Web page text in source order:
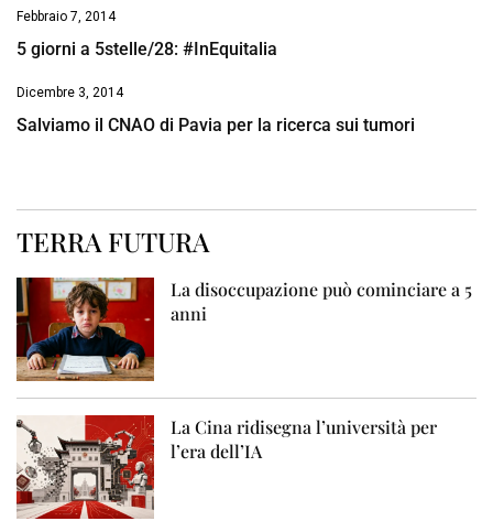
Febbraio 7, 2014
5 giorni a 5stelle/28: #InEquitalia
Dicembre 3, 2014
Salviamo il CNAO di Pavia per la ricerca sui tumori
TERRA FUTURA
La disoccupazione può cominciare a 5
anni
La Cina ridisegna l’università per
l’era dell’IA